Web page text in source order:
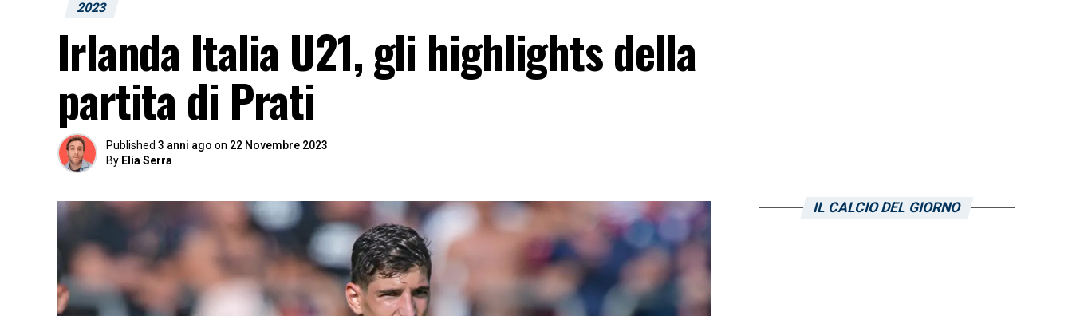
2023
Irlanda Italia U21, gli highlights della
partita di Prati
Published 3 anni ago on 22 Novembre 2023
By Elia Serra
IL CALCIO DEL GIORNO